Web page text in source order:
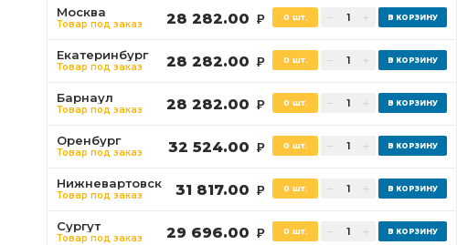
Москва
Товар под заказ 28 282.00 Р 0 шт.
Екатеринбург
Товар под заказ 28 282.00 Р 0 шт.
Барнаул
Товар под заказ 28 282.00 Р 0 шт.
Оренбург
Товар под заказ 32 524.00 Р 0 шт.
Нижневартовск
Товар под заказ 31 817.00 Р 0 шт.
Сургут
Товар под заказ 29 696.00 Р 0 шт.